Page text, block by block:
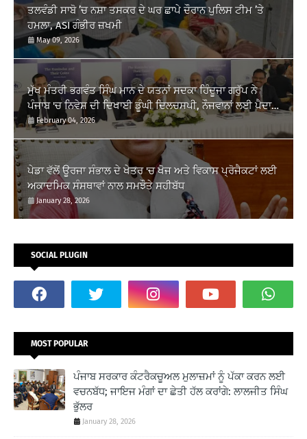
ਤਲਵੰਡੀ ਸਾਬੋ ’ਚ ਨਸ਼ਾ ਤਸਕਰ ਦੇ ਘਰ ਛਾਪੇ ਦੌਰਾਨ ਪੁਲਿਸ ਟੀਮ ’ਤੇ
ਹਮਲਾ, ASI ਗੰਭੀਰ ਜ਼ਖਮੀ
May 09, 2026
ਮੁੱਖ ਮੰਤਰੀ ਭਗਵੰਤ ਸਿੰਘ ਮਾਨ ਦੇ ਯਤਨਾਂ ਸਦਕਾ ਹਿੰਦੂਜਾ ਗਰੁੱਪ ਨੇ
ਪੰਜਾਬ 'ਚ ਨਿਵੇਸ਼ ਦੀ ਦਿਖਾਈ ਡੂੰਘੀ ਦਿਲਚਸਪੀ, ਨੌਜਵਾਨਾਂ ਲਈ ਪੈਦਾ
ਹੋਣਗੇ ਰੁਜ਼ਗਾਰ ਦੇ ਨਵੇਂ...
February 04, 2026
ਪੇਡਾ ਵੱਲੋਂ ਊਰਜਾ ਸੰਭਾਲ ਦੇ ਖੇਤਰ 'ਚ ਖੋਜ ਅਤੇ ਵਿਕਾਸ ਪ੍ਰੋਜੈਕਟਾਂ ਲਈ
ਅਕਾਦਮਿਕ ਸੰਸਥਾਵਾਂ ਨਾਲ ਸਮਝੌਤੇ ਸਹੀਬੱਧ
January 28, 2026
SOCIAL PLUGIN
MOST POPULAR
ਪੰਜਾਬ ਸਰਕਾਰ ਕੰਟਰੈਕਚੂਅਲ ਮੁਲਾਜ਼ਮਾਂ ਨੂੰ ਪੱਕਾ ਕਰਨ ਲਈ
ਵਚਨਬੱਧ; ਜਾਇਜ ਮੰਗਾਂ ਦਾ ਛੇਤੀ ਹੱਲ ਕਰਾਂਗੇ: ਲਾਲਜੀਤ ਸਿੰਘ
ਭੁੱਲਰ
January 28, 2026